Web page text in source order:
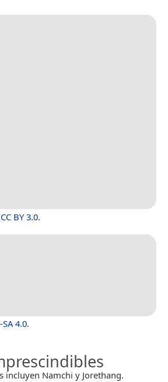
CC BY 3.0.
SA 4.0.
incluyen Namchi y Jorethang.